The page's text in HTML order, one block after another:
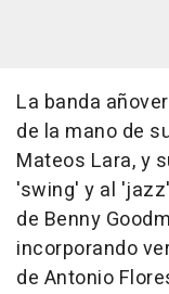
La banda
de la mano de
Mateos Lara, y
'swing' y al
de Benny
incorporando
de Antonio